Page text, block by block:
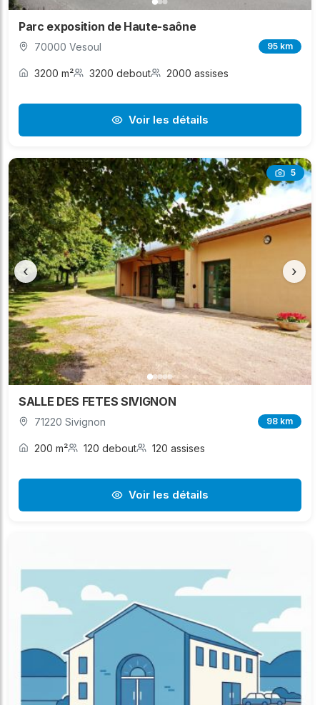
Parc exposition de Haute-saône
70000 Vesoul 95 km
3200 m² 3200 debout 2000 assises
Voir les détails
5
‹ ›
SALLE DES FETES SIVIGNON
71220 Sivignon 98 km
200 m² 120 debout 120 assises
Voir les détails